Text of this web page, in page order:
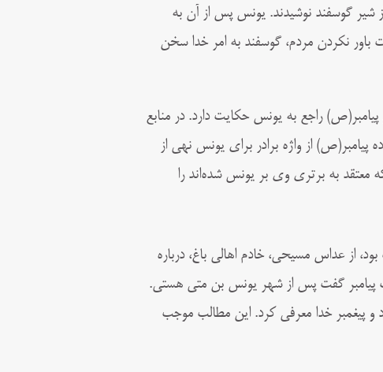
گوسفند نوشیدند. یونس پس از آن به
باور نکردن مردم، گوسفند به امر خدا سخن
راجع به یونس حکایت دارد. در منابع
از واژه برادر برای یونس نهی از
معتقد به برتری وی بر یونس شده‌اند را
از عداس مسیحی، خادم اهالی باغ، درباره
پیامبر گفت پس از شهر یونس بن متی هستی.
پیغمبر خدا معرفی کرد. این مطالب موجب